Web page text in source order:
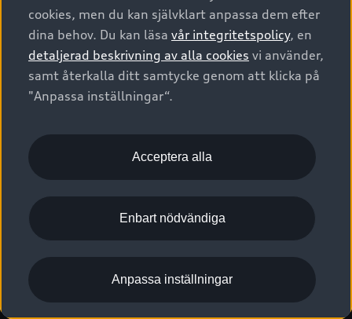
Audi Sport
Audi exclusive
Provkörning
Försäkring
Digitala manualer för din Audi
Audi Collection – livsstilsartiklar
Vanliga frågor
2G/3G nätet stängs ned - Hur påverkas min bil av detta?
Audi Återförsäljare/-serviceverkstad
myAudi
Pressmeddelanden
Nyhetsbrev
Vårt hållbarhetsarbete
Lediga tjänster huvudkontor
Lediga tjänster hos Audi Återförsäljare
Kommentar till mediauppgifter om dataläcka
© 2026 AUDI SVERIGE. All Rights Reserved.
Utgivare Juridiskt
Juridiskt Audi AG
Juridiskt Audi Digital Giveaway
Anpassa inställningar för cookies
Visselblåsarkanaler
cookies, men du kan självklart anpassa dem efter
dina behov. Du kan läsa vår integritetspolicy, en
detaljerad beskrivning av alla cookies vi använder,
samt återkalla ditt samtycke genom att klicka på
"Anpassa inställningar“.
Acceptera alla
Enbart nödvändiga
Anpassa inställningar